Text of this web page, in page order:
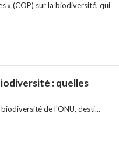
» (COP) sur la biodiversité, qui
: quelles
de l'ONU, desti...